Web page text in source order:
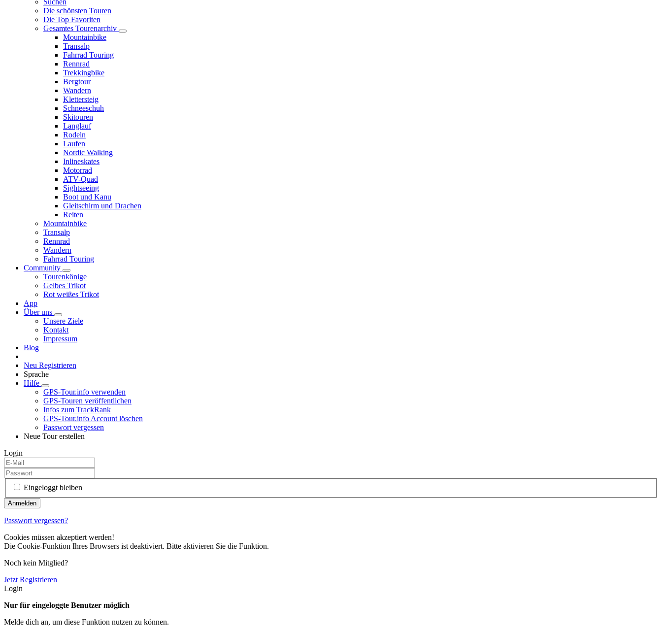
Suchen
Die schönsten Touren
Die Top Favoriten
Gesamtes Tourenarchiv
Mountainbike
Transalp
Fahrrad Touring
Rennrad
Trekkingbike
Bergtour
Wandern
Klettersteig
Schneeschuh
Skitouren
Langlauf
Rodeln
Laufen
Nordic Walking
Inlineskates
Motorrad
ATV-Quad
Sightseeing
Boot und Kanu
Gleitschirm und Drachen
Reiten
Mountainbike
Transalp
Rennrad
Wandern
Fahrrad Touring
Community
Tourenkönige
Gelbes Trikot
Rot weißes Trikot
App
Über uns
Unsere Ziele
Kontakt
Impressum
Blog
Neu Registrieren
Sprache
Hilfe
GPS-Tour.info verwenden
GPS-Touren veröffentlichen
Infos zum TrackRank
GPS-Tour.info Account löschen
Passwort vergessen
Neue Tour erstellen
Login
Eingeloggt bleiben
Passwort vergessen?
Cookies müssen akzeptiert werden!
Die Cookie-Funktion Ihres Browsers ist deaktiviert. Bitte aktivieren Sie die Funktion.
Noch kein Mitglied?
Jetzt Registrieren
Login
Nur für eingeloggte Benutzer möglich
Melde dich an, um diese Funktion nutzen zu können.